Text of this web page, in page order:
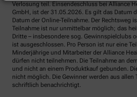
Verlosung teil. Einsendeschluss bei Alliance
GmbH, ist der 31.05.2026. Es gilt das Datum
Datum der Online-Teilnahme. Der Rechtsweg
Teilnahme ist nur unmittelbar möglich; das
Dritte – insbesondere sog. Gewinnspielclubs
ist ausgeschlossen. Pro Person ist nur eine
Minderjährige und Mitarbeiter der Alliance
dürfen nicht teilnehmen. Die Teilnahme an
und nicht an einem Produktkauf gebunden.
nicht möglich. Die Gewinner werden aus allen
schriftlich benachrichtigt.